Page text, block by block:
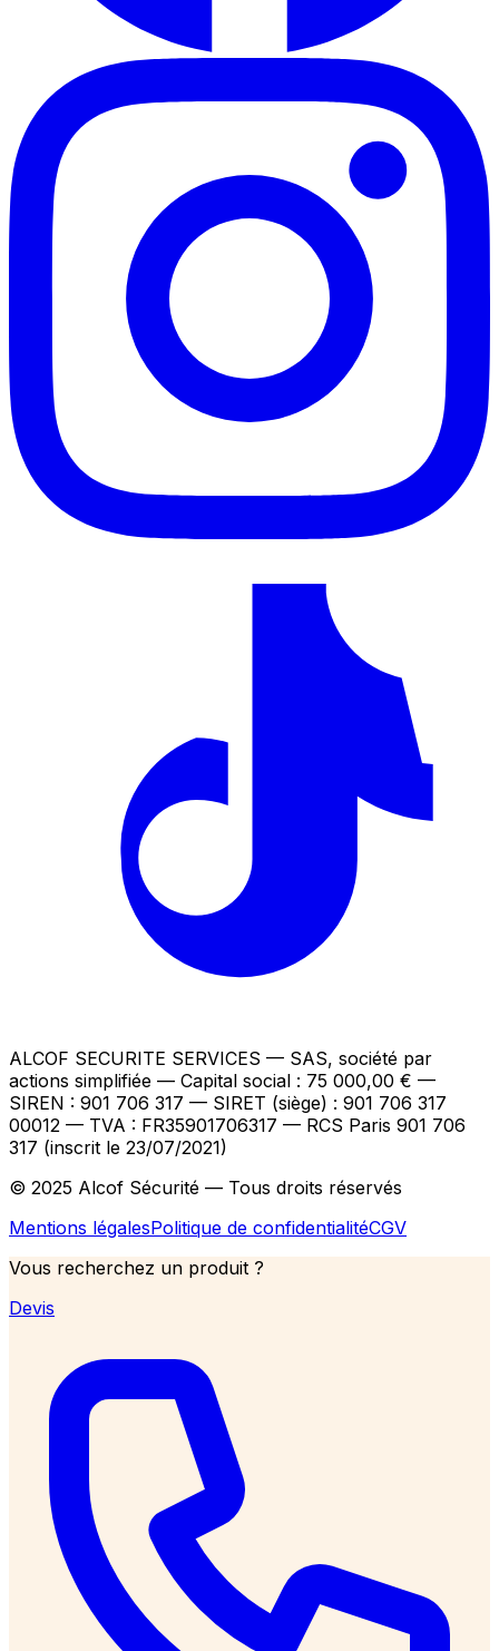
ALCOF SECURITE SERVICES — SAS, société par
actions simplifiée — Capital social : 75 000,00 € —
SIREN : 901 706 317 — SIRET (siège) : 901 706 317
00012 — TVA : FR35901706317 — RCS Paris 901 706
317 (inscrit le 23/07/2021)
© 2025 Alcof Sécurité — Tous droits réservés
Mentions légalesPolitique de confidentialitéCGV
Vous recherchez un produit ?
Devis